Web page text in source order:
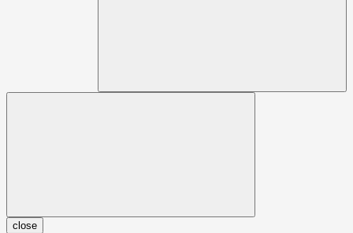
close